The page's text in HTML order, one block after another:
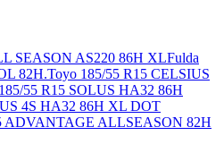
SEASON AS220 86H XLFulda
82H.Toyo 185/55 R15 CELSIUS
55 R15 SOLUS HA32 86H
4S HA32 86H XL DOT
ADVANTAGE ALLSEASON 82H